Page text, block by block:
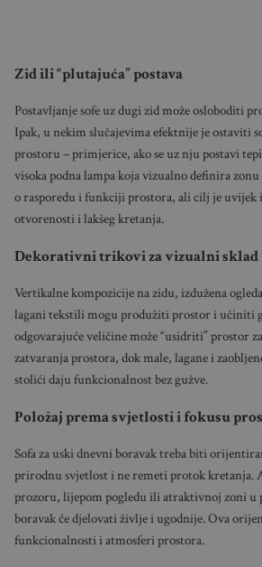
Zid ili “plutajuća” postava
Postavljanje sofe uz dugi zid može osloboditi
Ipak, u nekim slučajevima efektnije je ostaviti
prostoru – primjerice, ako se uz nju postavi
visoka podna lampa koja vizualno definira
o rasporedu i funkciji prostora, ali cilj je uvijek
otvorenosti i lakšeg kretanja.
Dekorativni trikovi za vizualni sklad
Vertikalne kompozicije na zidu, izdužena
lagani tekstili mogu produžiti prostor i učiniti
odgovarajuće veličine može “usidriti” prostor
zatvaranja prostora, dok male, lagane i
stolići daju funkcionalnost bez gužve.
Položaj prema svjetlosti i fokusu
Sofa za uski dnevni boravak treba biti
prirodnu svjetlost i ne remeti protok kretanja.
prozoru, lijepom pogledu ili atraktivnoj zoni u
boravak će djelovati življe i ugodnije. Ova
funkcionalnosti i atmosferi prostora.